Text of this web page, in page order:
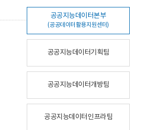
공공지능데이터본부
(공공데이터활용지원센터)
공공지능데이터기획팀
공공지능데이터개방팀
공공지능데이터인프라팀